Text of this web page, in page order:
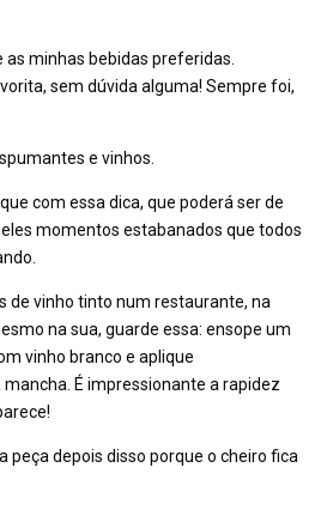
minhas bebidas preferidas.
sem dúvida alguma! Sempre foi,
e vinhos.
com essa dica, que poderá ser de
momentos estabanados que todos
de vinho tinto num restaurante, na
na sua, guarde essa: ensope um
vinho branco e aplique
É impressionante a rapidez
peça depois disso porque o cheiro fica